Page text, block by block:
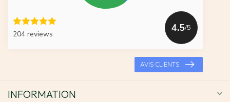
204 reviews
4.5/5
AVIS CLIENTS
INFORMATION